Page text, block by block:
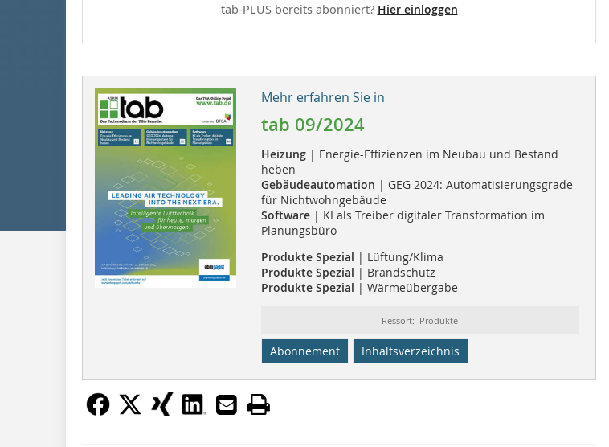
tab-PLUS bereits abonniert? Hier einloggen
Mehr erfahren Sie in
tab 09/2024
Heizung | Energie-Effizienzen im Neubau und Bestand
heben
Gebäudeautomation | GEG 2024: Automatisierungsgrade
für Nichtwohngebäude
Software| KI als Treiber digitaler Transformation im
Planungsbüro
Produkte Spezial | Lüftung/Klima
Produkte Spezial | Brandschutz
Produkte Spezial | Wärmeübergabe
Ressort: Produkte
Abonnement Inhaltsverzeichnis